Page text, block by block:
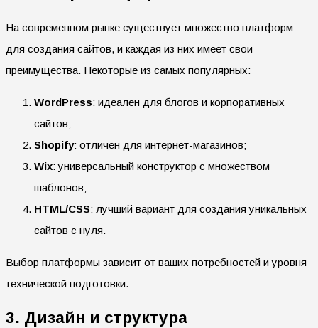
На современном рынке существует множество платформ
для создания сайтов, и каждая из них имеет свои
преимущества. Некоторые из самых популярных:
WordPress: идеален для блогов и корпоративных
сайтов;
Shopify: отличен для интернет-магазинов;
Wix: универсальный конструктор с множеством
шаблонов;
HTML/CSS: лучший вариант для создания уникальных
сайтов с нуля.
Выбор платформы зависит от ваших потребностей и уровня
технической подготовки.
3. Дизайн и структура